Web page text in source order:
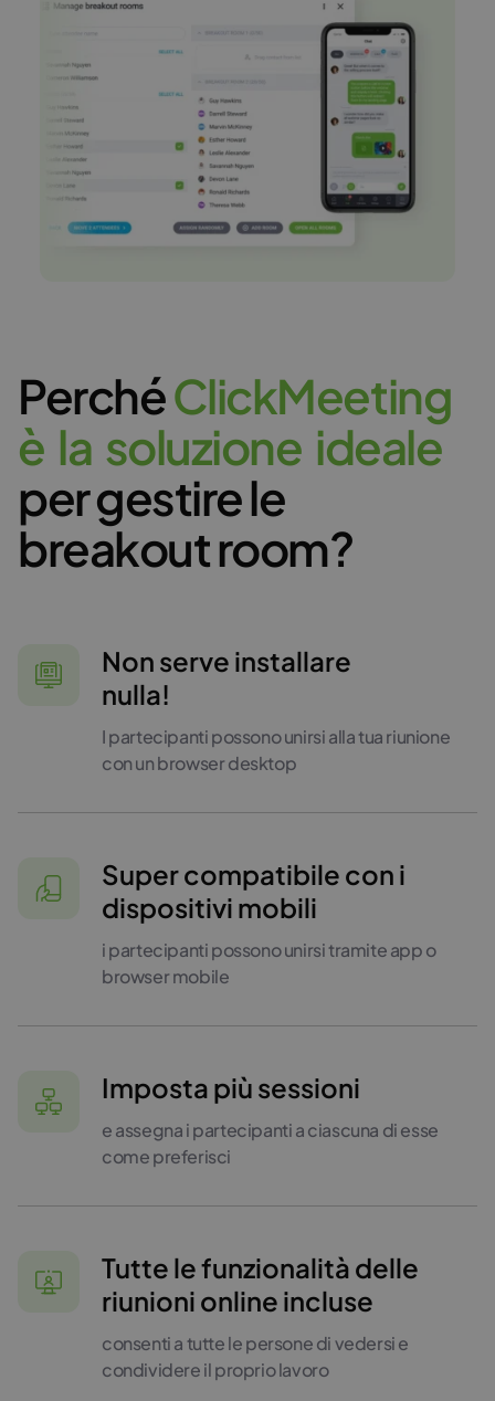
PerchéClickMeeting
è la soluzione ideale
per gestire le
breakout room?
Non serve installare
nulla!
I partecipanti possono unirsi alla tua riunione
con un browser desktop
Super compatibile con i
dispositivi mobili
i partecipanti possono unirsi tramite app o
browser mobile
Imposta più sessioni
e assegna i partecipanti a ciascuna di esse
come preferisci
Tutte le funzionalità delle
riunioni online incluse
consenti a tutte le persone di vedersi e
condividere il proprio lavoro